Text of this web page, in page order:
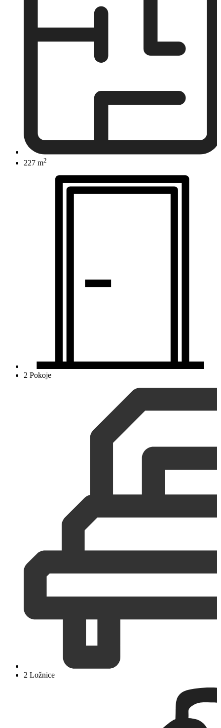
227 m2
2 Pokoje
2 Ložnice